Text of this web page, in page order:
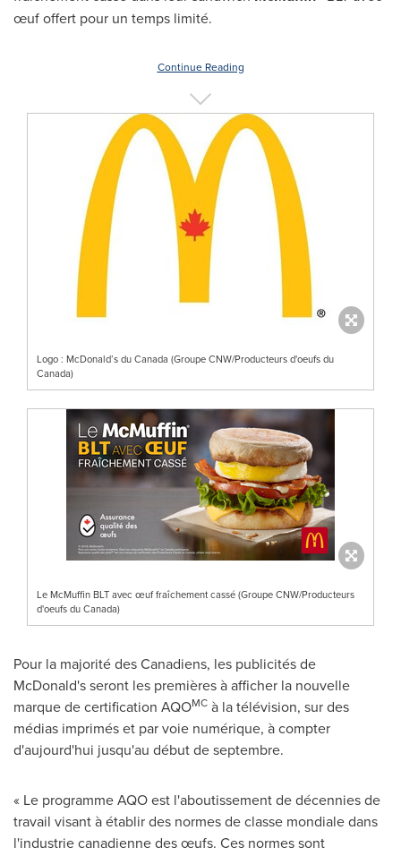
œuf offert pour un temps limité.
Continue Reading
Logo : McDonald’s du Canada (Groupe CNW/Producteurs d'oeufs du
Canada)
Le McMuffin BLT avec œuf fraîchement cassé (Groupe CNW/Producteurs
d'oeufs du Canada)
Pour la majorité des Canadiens, les publicités de
McDonald's seront les premières à afficher la nouvelle
marque de certification AQOMC à la télévision, sur des
médias imprimés et par voie numérique, à compter
d'aujourd'hui jusqu'au début de septembre.
« Le programme AQO est l'aboutissement de décennies de
travail visant à établir des normes de classe mondiale dans
l'industrie canadienne des œufs. Ces normes sont